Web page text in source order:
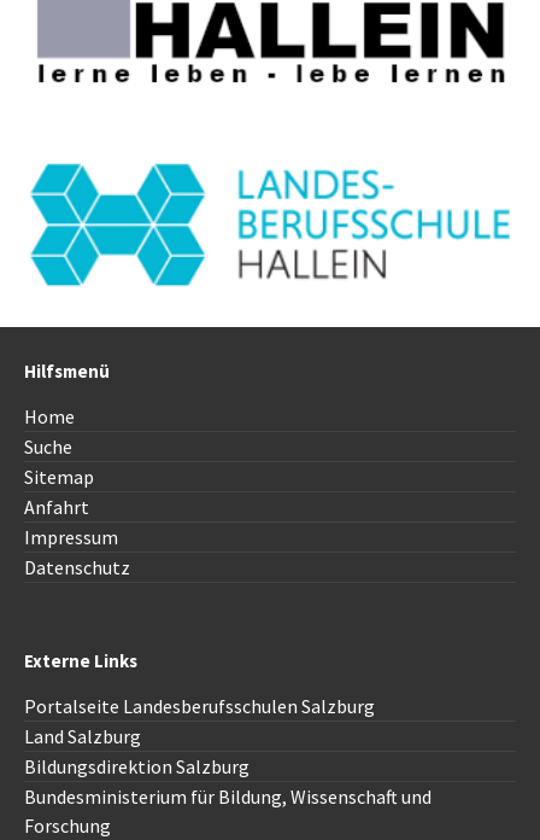
Hilfsmenü
Home
Suche
Sitemap
Anfahrt
Impressum
Datenschutz
Externe Links
Portalseite Landesberufsschulen Salzburg
Land Salzburg
Bildungsdirektion Salzburg
Bundesministerium für Bildung, Wissenschaft und
Forschung